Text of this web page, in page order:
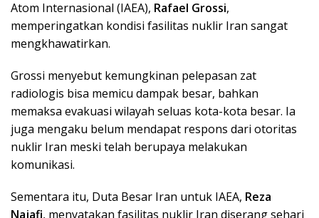
Atom Internasional (IAEA), Rafael Grossi,
memperingatkan kondisi fasilitas nuklir Iran sangat
mengkhawatirkan.
Grossi menyebut kemungkinan pelepasan zat
radiologis bisa memicu dampak besar, bahkan
memaksa evakuasi wilayah seluas kota-kota besar. Ia
juga mengaku belum mendapat respons dari otoritas
nuklir Iran meski telah berupaya melakukan
komunikasi.
Sementara itu, Duta Besar Iran untuk IAEA, Reza
Najafi, menyatakan fasilitas nuklir Iran diserang sehari